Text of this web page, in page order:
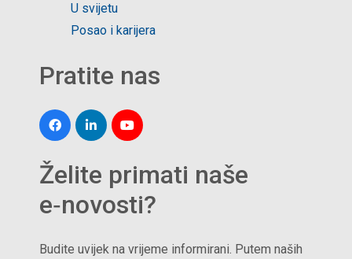
U svijetu
Posao i karijera
Pratite nas
Želite primati naše
e‑novosti?
Budite uvijek na vrijeme informirani. Putem naših